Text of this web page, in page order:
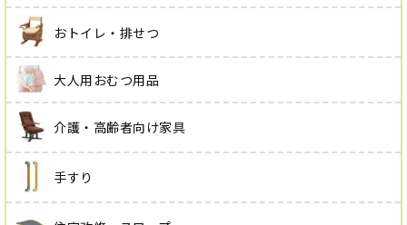
おトイレ・排せつ
大人用おむつ用品
介護・高齢者向け家具
手すり